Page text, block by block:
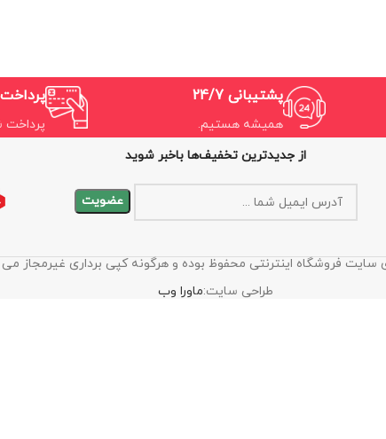
پشتیبانی 24/7
همیشه هستیم. پرداخت
از جدیدترین تخفیف‌ها باخبر شوید
سایت فروشگاه اینترنتی محفوظ بوده و هرگونه کپی برداری غیرمجاز
طراحی سایت:ماورا وب